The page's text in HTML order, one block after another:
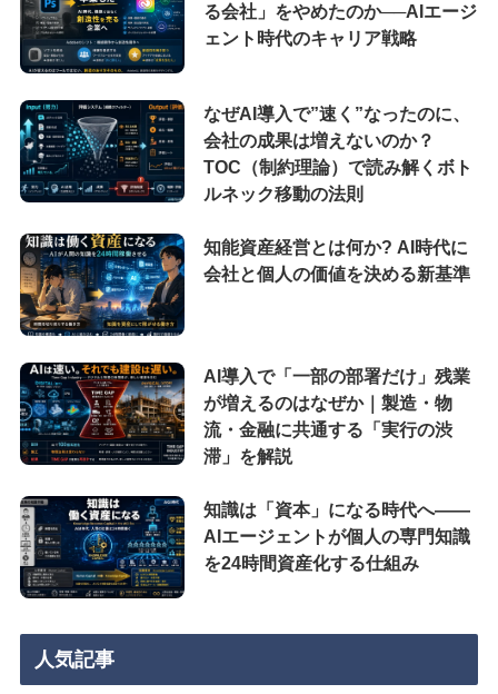
る会社」をやめたのか──AIエージ
ェント時代のキャリア戦略
なぜAI導入で”速く”なったのに、
会社の成果は増えないのか？
TOC（制約理論）で読み解くボト
ルネック移動の法則
知能資産経営とは何か? AI時代に
会社と個人の価値を決める新基準
AI導入で「一部の部署だけ」残業
が増えるのはなぜか｜製造・物
流・金融に共通する「実行の渋
滞」を解説
知識は「資本」になる時代へ——
AIエージェントが個人の専門知識
を24時間資産化する仕組み
人気記事